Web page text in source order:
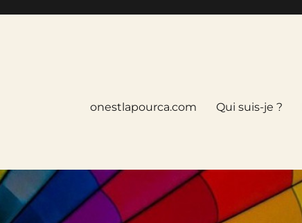
onestlapourca.com Qui suis-je ?